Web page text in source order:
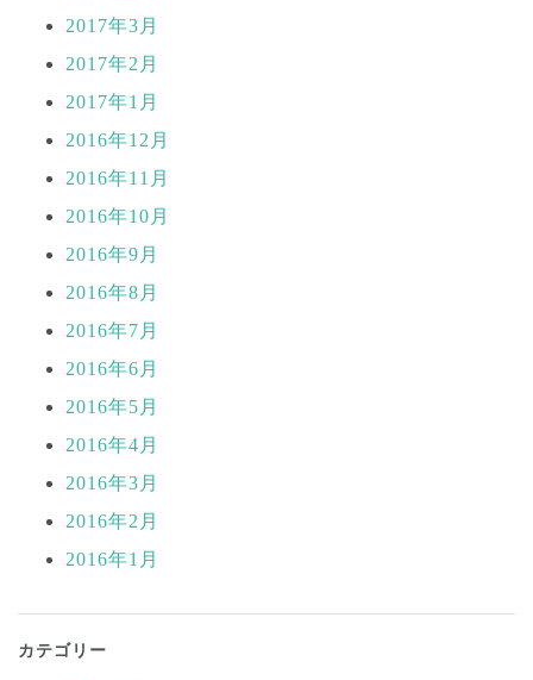
2017年3月
2017年2月
2017年1月
2016年12月
2016年11月
2016年10月
2016年9月
2016年8月
2016年7月
2016年6月
2016年5月
2016年4月
2016年3月
2016年2月
2016年1月
カテゴリー